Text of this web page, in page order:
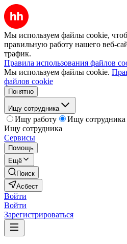
Мы используем файлы cookie,
правильную работу нашего веб-
трафик.
Правила использования файлов
Мы используем файлы cookie.
файлов cookie
Понятно
Ищу сотрудника
Ищу работу
Ищу сотрудника
Ищу сотрудника
Сервисы
Помощь
Ещё
Поиск
Асбест
Войти
Войти
Зарегистрироваться